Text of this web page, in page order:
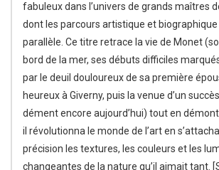
fabuleux dans l’univers de grands maîtres
dont les parcours artistique et
parallèle. Ce titre retrace la vie de Monet
bord de la mer, ses débuts difficiles
par le deuil douloureux de sa première
heureux à Giverny, puis la venue d’un
dément encore aujourd’hui) tout en
il révolutionna le monde de l’art en
précision les textures, les couleurs et les
changeantes de la nature qu’il aimait tant.